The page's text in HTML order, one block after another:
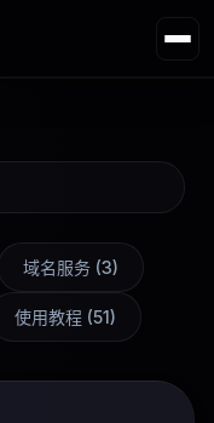
域名服务 (3)
使用教程 (51)